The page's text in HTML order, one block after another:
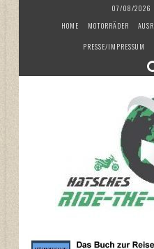
07/08/2026
HOME
MOTORRÄDER
PRESSE/IMPRESSUM